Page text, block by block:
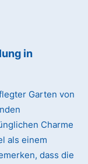
in
Garten von
Charme
als einem
dass die